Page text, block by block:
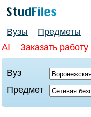
Вузы Предметы
AI
Заказать работу
Вуз
Предмет